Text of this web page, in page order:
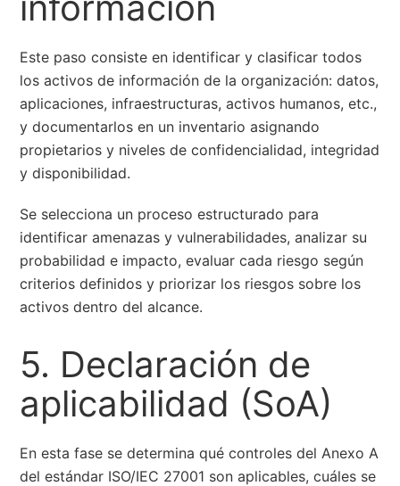
Este paso consiste en identificar y clasificar todos
los activos de información de la organización: datos,
aplicaciones, infraestructuras, activos humanos, etc.,
y documentarlos en un inventario asignando
propietarios y niveles de confidencialidad, integridad
y disponibilidad.
Se selecciona un proceso estructurado para
identificar amenazas y vulnerabilidades, analizar su
probabilidad e impacto, evaluar cada riesgo según
criterios definidos y priorizar los riesgos sobre los
activos dentro del alcance.
5. Declaración de
aplicabilidad (SoA)
En esta fase se determina qué controles del Anexo A
del estándar ISO/IEC 27001 son aplicables, cuáles se